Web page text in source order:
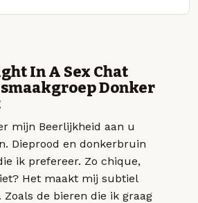
In A Sex Chat
Donker
mijn Beerlijkheid aan u
Dieprood en donkerbruin
ik prefereer. Zo chique,
Het maakt mij subtiel
Zoals de bieren die ik graag